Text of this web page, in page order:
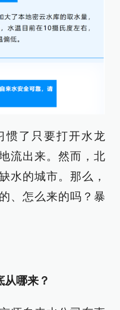
惯了只要打开水龙
流出来。然而，北
水的城市。那么，
、怎么来的吗？暴
从哪来？